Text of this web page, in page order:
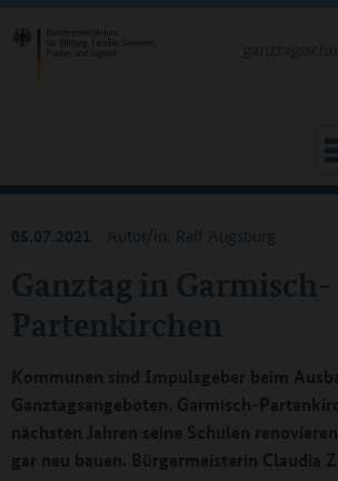
Ganztag in Garmisch-
Partenkirchen
05.07.2021 Autor/in: Ralf Augsburg
Kommunen sind Impulsgeber beim
Ganztagsangeboten. Garmisch-
nächsten Jahren seine Schulen
gar neu bauen. Bürgermeisterin Claudia